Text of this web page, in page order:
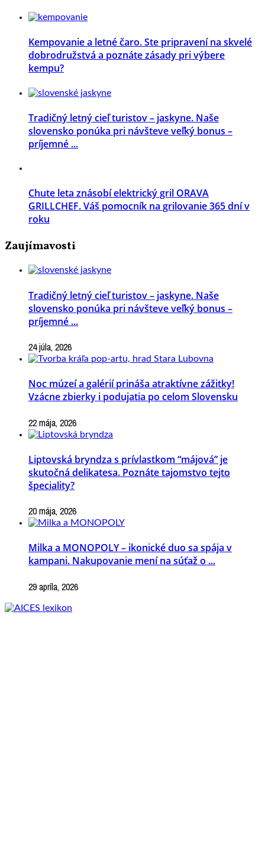
Kempovanie a letné čaro. Ste pripravení na skvelé
dobrodružstvá a poznáte zásady pri výbere
kempu?
Tradičný letný cieľ turistov – jaskyne. Naše
slovensko ponúka pri návšteve veľký bonus –
príjemné ...
Chute leta znásobí elektrický gril ORAVA
GRILLCHEF. Váš pomocník na grilovanie 365 dní v
roku
Zaujímavosti
Tradičný letný cieľ turistov – jaskyne. Naše
slovensko ponúka pri návšteve veľký bonus –
príjemné ...
24 júla, 2026
Noc múzeí a galérií prináša atraktívne zážitky!
Vzácne zbierky i podujatia po celom Slovensku
22 mája, 2026
Liptovská bryndza s prívlastkom “májová” je
skutočná delikatesa. Poznáte tajomstvo tejto
špeciality?
20 mája, 2026
Milka a MONOPOLY – ikonické duo sa spája v
kampani. Nakupovanie mení na súťaž o ...
29 apríla, 2026